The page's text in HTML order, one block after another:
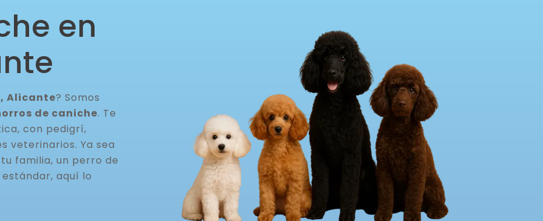
en
Alicante? Somos
de caniche. Te
con pedigrí,
veterinarios. Ya sea
familia, un perro de
aquí lo